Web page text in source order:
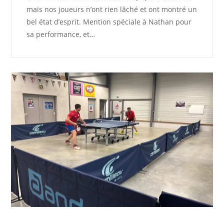
mais nos joueurs n’ont rien lâché et ont montré un
bel état d’esprit. Mention spéciale à Nathan pour
sa performance, et…